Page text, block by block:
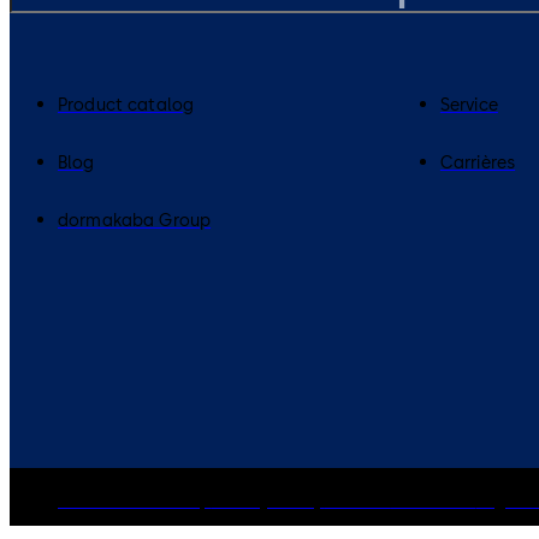
Product catalog Service
Blog Carrières
dormakaba Group